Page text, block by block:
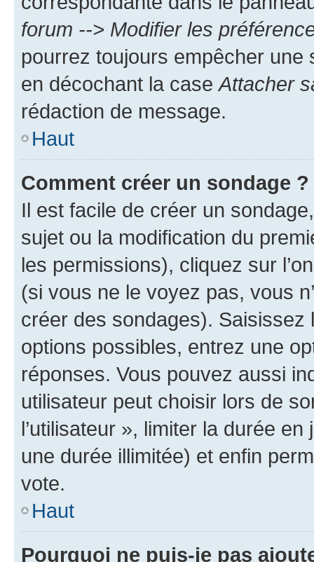
forum --> Modifier les
pourrez toujours empêcher une
en décochant la case Attacher
rédaction de message.
Haut
Comment créer un sondage ?
Il est facile de créer un
sujet ou la modification du
les permissions), cliquez sur
(si vous ne le voyez pas, vous
créer des sondages).
options possibles, entrez une
réponses. Vous pouvez aussi
utilisateur peut choisir lors de
l’utilisateur », limiter la durée
une durée illimitée) et enfin
vote.
Haut
Pourquoi ne puis-je pas